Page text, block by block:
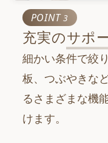
POINT3
充実のサポ
細かい条件で絞
板、つぶやきな
るさまざまな機
けます。